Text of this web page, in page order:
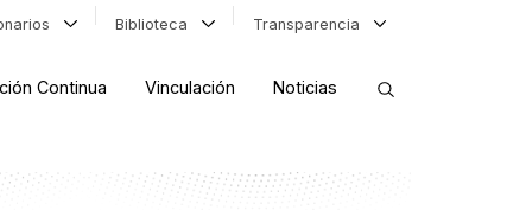
Biblioteca Transparencia
Continua Vinculación Noticias